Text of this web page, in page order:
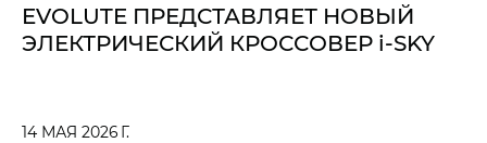
EVOLUTE ПРЕДСТАВЛЯЕТ НОВЫЙ
ЭЛЕКТРИЧЕСКИЙ КРОССОВЕР i‑SKY
14 МАЯ 2026 Г.